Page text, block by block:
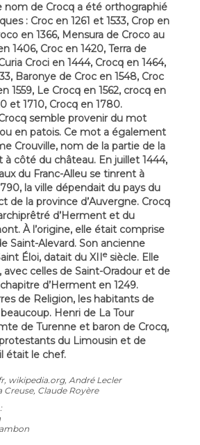
nom de Crocq a été orthographié
: Croc en 1261 et 1533, Crop en
en 1366, Mensura de Croco au
1406, Croc en 1420, Terra de
Croci en 1444, Crocq en 1464,
Baronye de Croc en 1548, Croc
1559, Le Crocq en 1562, crocq en
et 1710, Crocq en 1780.
semble provenir du mot
en patois. Ce mot a également
Crouville, nom de la partie de la
à côté du château. En juillet 1444,
du Franc-Alleu se tinrent à
la ville dépendait du pays du
de la province d’Auvergne. Crocq
d’Herment et du
À l’origine, elle était comprise
Saint-Alevard. Son ancienne
Éloi, datait du XII
esiècle. Elle
celles de Saint-Oradour et de
d’Herment en 1249.
de Religion, les habitants de
Henri de La Tour
de Turenne et baron de Crocq,
du Limousin et de
était le chef.
wikipedia.org, André Lecler
Claude Royère